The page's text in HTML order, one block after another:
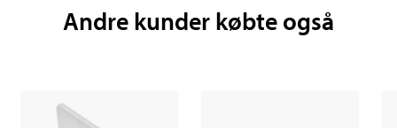
Andre kunder købte også